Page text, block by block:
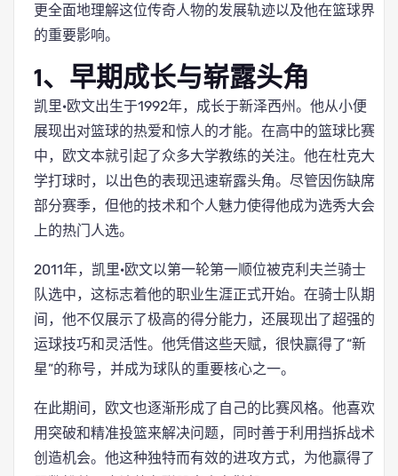
更全面地理解这位传奇人物的发展轨迹以及他在篮球界
的重要影响。
1、早期成长与崭露头角
凯里·欧文出生于1992年，成长于新泽西州。他从小便
展现出对篮球的热爱和惊人的才能。在高中的篮球比赛
中，欧文本就引起了众多大学教练的关注。他在杜克大
学打球时，以出色的表现迅速崭露头角。尽管因伤缺席
部分赛季，但他的技术和个人魅力使得他成为选秀大会
上的热门人选。
2011年，凯里·欧文以第一轮第一顺位被克利夫兰骑士
队选中，这标志着他的职业生涯正式开始。在骑士队期
间，他不仅展示了极高的得分能力，还展现出了超强的
运球技巧和灵活性。他凭借这些天赋，很快赢得了“新
星”的称号，并成为球队的重要核心之一。
在此期间，欧文也逐渐形成了自己的比赛风格。他喜欢
用突破和精准投篮来解决问题，同时善于利用挡拆战术
创造机会。他这种独特而有效的进攻方式，为他赢得了